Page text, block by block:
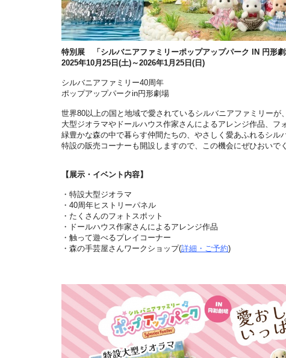
特別展 「シルバニアファミリーポップアップパーク IN 円形劇
2025年10月25日(土)～2026年1月25日(日)
シルバニアファミリー40周年
ポップアップパークin円形劇場
世界80以上の国と地域で愛されているシルバニアファミリー
大型ジオラマやドールハウス作家さんによるアレンジ作品、フ
緑豊かな森の中で暮らす仲間たちの、やさしく愛あふれるシル
特設の販売コーナーも開設しますので、この機会にぜひおいで
【展示・イベント内容】
・特設大型ジオラマ
・40周年ヒストリーパネル
・たくさんのフォトスポット
・ドールハウス作家さんによるアレンジ作品
・触って遊べるプレイコーナー
・森の手芸屋さんワークショップ(詳細・ご予約)